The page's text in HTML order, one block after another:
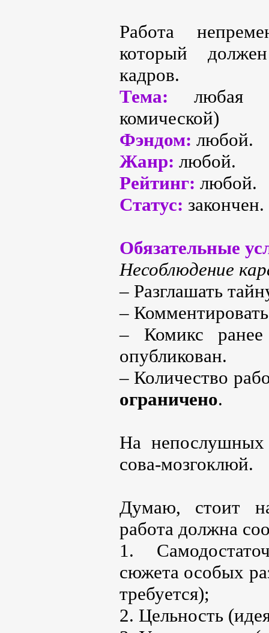
Работа
который
кадров.
Тема: любая
комической)
Фэндом: любой.
Жанр: любой.
Рейтинг: любой.
Статус: закончен.
Обязательные
Несоблюдение
– Разглашать
–
– Комикс
опубликован.
– Количество
ограничено.
На непослушных
сова-мозгоклюй.
Думаю, стоит
работа должна
1.
сюжета особых
требуется);
2. Цельность